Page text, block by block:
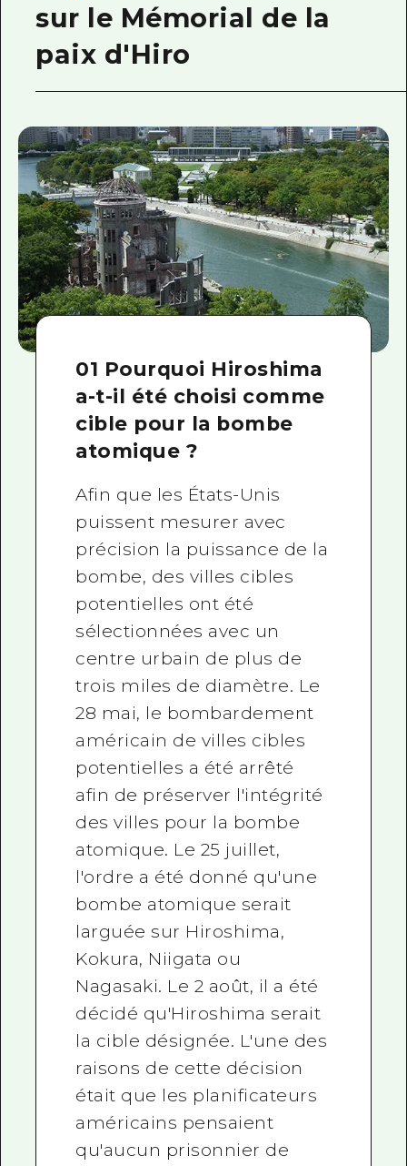
sur le Mémorial de la
paix d'Hiro
01 Pourquoi Hiroshima
a-t-il été choisi comme
cible pour la bombe
atomique ?
Afin que les États-Unis
puissent mesurer avec
précision la puissance de la
bombe, des villes cibles
potentielles ont été
sélectionnées avec un
centre urbain de plus de
trois miles de diamètre. Le
28 mai, le bombardement
américain de villes cibles
potentielles a été arrêté
afin de préserver l'intégrité
des villes pour la bombe
atomique. Le 25 juillet,
l'ordre a été donné qu'une
bombe atomique serait
larguée sur Hiroshima,
Kokura, Niigata ou
Nagasaki. Le 2 août, il a été
décidé qu'Hiroshima serait
la cible désignée. L'une des
raisons de cette décision
était que les planificateurs
américains pensaient
qu'aucun prisonnier de